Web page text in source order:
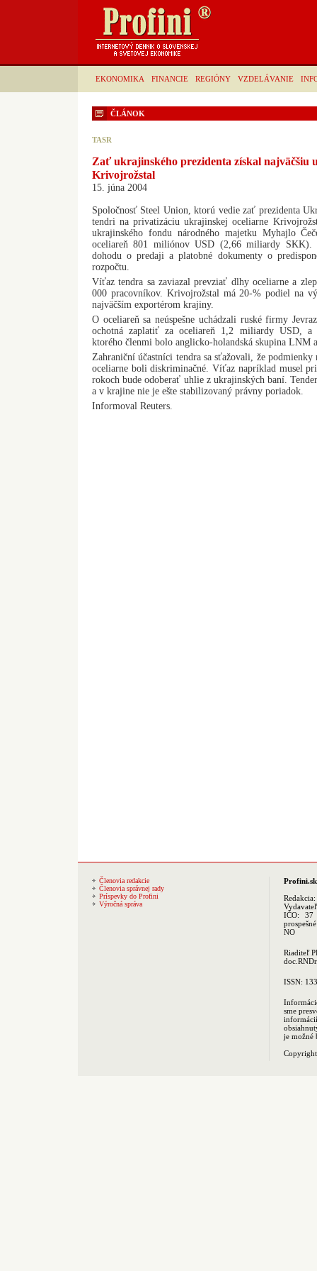
EKONOMIKA FINANCIE REGIÓNY VZDELÁVANIE
ČLÁNOK
TASR
Zať ukrajinského prezidenta získal najväčšiu
Krivojrožstal
15. júna 2004
Spoločnosť Steel Union, ktorú vedie zať prezidenta
tendri na privatizáciu ukrajinskej oceliarne
ukrajinského fondu národného majetku Myhajlo
oceliareň 801 miliónov USD (2,66 miliardy SKK).
dohodu o predaji a platobné dokumenty o
rozpočtu.
Víťaz tendra sa zaviazal prevziať dlhy oceliarne a
000 pracovníkov. Krivojrožstal má 20-% podiel na
najväčším exportérom krajiny.
O oceliareň sa neúspešne uchádzali ruské firmy
ochotná zaplatiť za oceliareň 1,2 miliardy USD, a
ktorého členmi bolo anglicko-holandská skupina LNM
Zahraniční účastníci tendra sa sťažovali, že podmienky
oceliarne boli diskriminačné. Víťaz napríklad musel
rokoch bude odoberať uhlie z ukrajinských baní.
a v krajine nie je ešte stabilizovaný právny poriadok.
Informoval Reuters.
Členovia redakcie
Členovia správnej rady
Príspevky do Profini
Výročná správa
Profini.sk
Redakcia:
IČO: 37
NO
Riaditeľ
ISSN:
sme
je možné